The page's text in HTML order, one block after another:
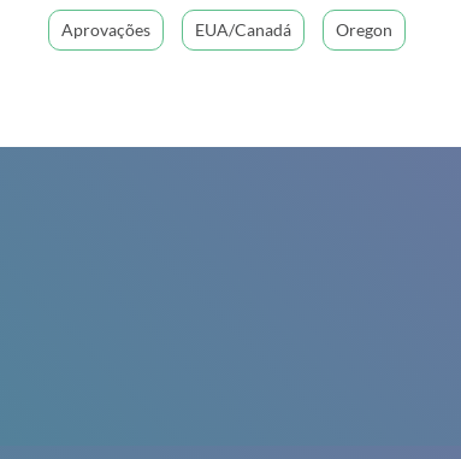
Aprovações EUA/Canadá Oregon